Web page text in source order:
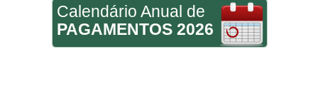
Calendário Anual de
PAGAMENTOS 2026